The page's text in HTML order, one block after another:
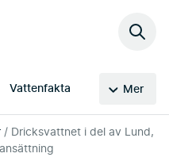
Vattenfakta Mer
Sök
Dricksvattnet i del av Lund,